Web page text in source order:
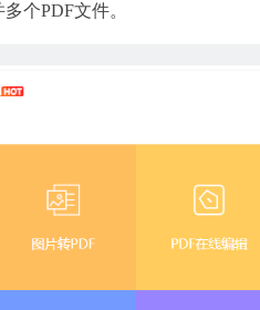
个PDF文件。